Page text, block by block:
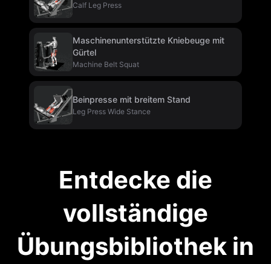
Calf Leg Press
Maschinenunterstützte Kniebeuge mit
Gürtel
Machine Belt Squat
Beinpresse mit breitem Stand
Leg Press Wide Stance
Entdecke die
vollständige
Übungsbibliothek in